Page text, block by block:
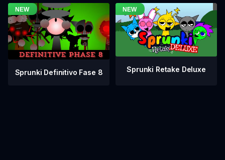
Sprunki Definitivo Fase 8 Sprunki Retake Deluxe